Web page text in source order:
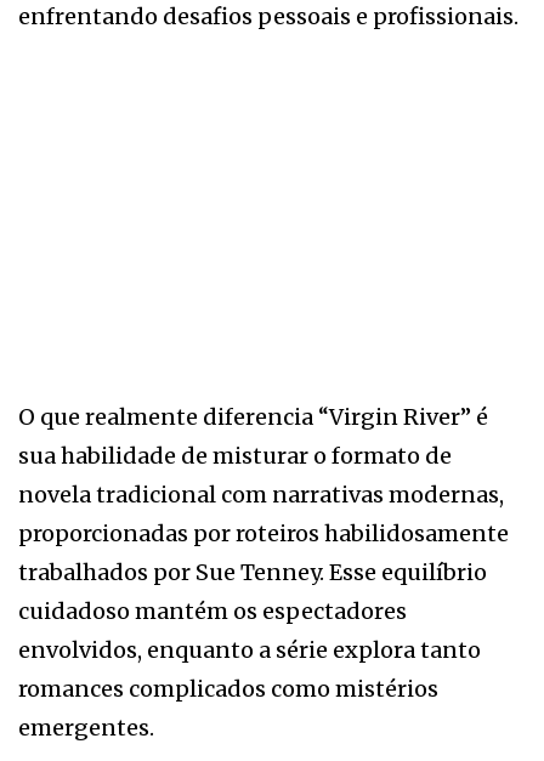
enfrentando desafios pessoais e profissionais.
O que realmente diferencia “Virgin River” é
sua habilidade de misturar o formato de
novela tradicional com narrativas modernas,
proporcionadas por roteiros habilidosamente
trabalhados por Sue Tenney. Esse equilíbrio
cuidadoso mantém os espectadores
envolvidos, enquanto a série explora tanto
romances complicados como mistérios
emergentes.